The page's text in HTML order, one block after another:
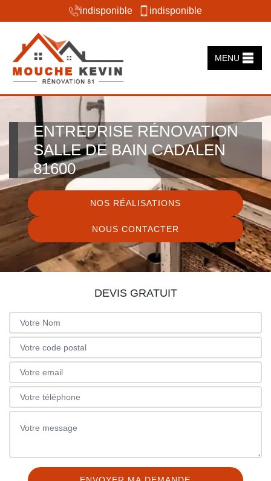
indisponible indisponible
MENU
ENTREPRISE RÉNOVATION
SALLE DE BAIN CADALEN
81600
NOS RÉALISATIONS
NOUS CONTACTER
DEVIS GRATUIT